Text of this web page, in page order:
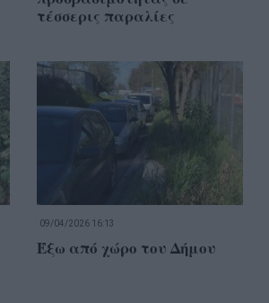
τέσσερις παραλίες
09/04/2026 16:13
Έξω από χώρο του Δήμου